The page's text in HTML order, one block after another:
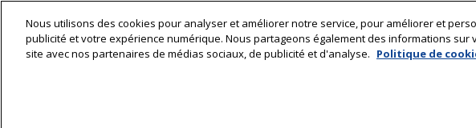
Matériel & Technologie
Nous utilisons des cookies pour analyser et améliorer notre service, pour améliorer et
publicité et votre expérience numérique. Nous partageons également des informations sur
site avec nos partenaires de médias sociaux, de publicité et d'analyse. Politique de